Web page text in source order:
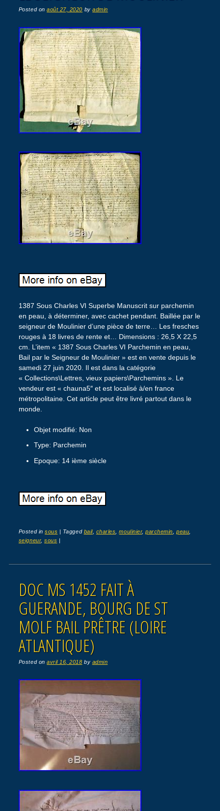
Posted onaoût 27, 2020 byadmin
1387 Sous Charles VI Superbe Manuscrit sur parchemin
en peau, à déterminer, avec cachet pendant. Baillée par le
seigneur de Moulinier d’une pièce de terre… Les fresches
rouges à 18 livres de rente et… Dimensions : 26,5 X 22,5
cm. L’item « 1387 Sous Charles VI Parchemin en peau,
Bail par le Seigneur de Moulinier » est en vente depuis le
samedi 27 juin 2020. Il est dans la catégorie
« Collections\Lettres, vieux papiers\Parchemins ». Le
vendeur est « chauna5″ et est localisé à/en france
métropolitaine. Cet article peut être livré partout dans le
monde.
Objet modifié: Non
Type: Parchemin
Epoque: 14 ième siècle
Posted insous | Tagged bail, charles ,moulinier,parchemin ,peau
seigneur,sous |
DOC MS 1452 FAIT À
GUERANDE, BOURG DE ST
MOLF BAIL PRÊTRE (LOIRE
ATLANTIQUE)
Posted onavril 16, 2018 by admin